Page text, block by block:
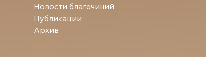
Новости благочиний
Публикации
Архив